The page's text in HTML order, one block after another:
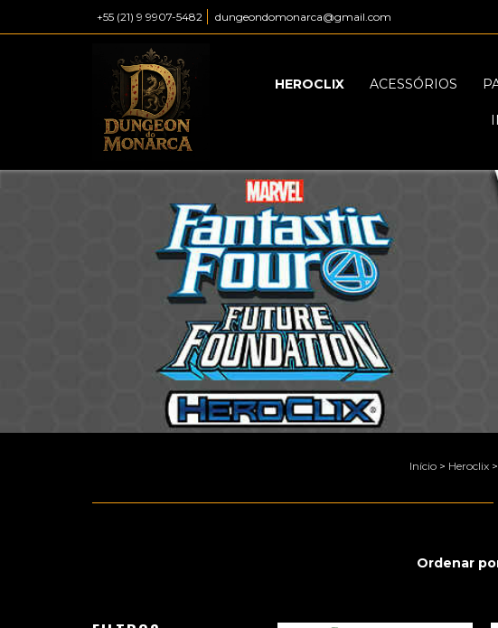
+55 (21) 9 9907-5482 dungeondomonarca@gmail.com
HEROCLIX ACESSÓRIOS
Início > Heroclix >
Ordenar